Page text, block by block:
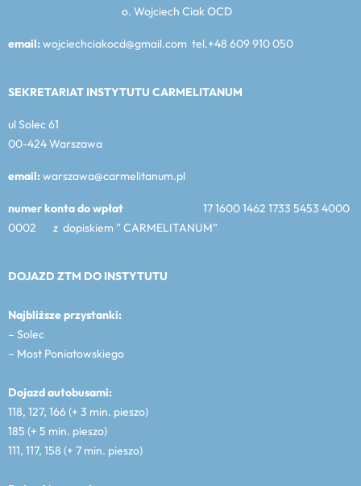
o. Wojciech Ciak OCD
email:wojciechciakocd@gmail.com tel.+48 609 910 050
SEKRETARIAT INSTYTUTU CARMELITANUM
ul Solec 61
00-424 Warszawa
email:warszawa@carmelitanum.pl
numer konta do wpłat 17 1600 1462 1733 5453 4000
0002 z dopiskiem ” CARMELITANUM”
DOJAZD ZTM DO INSTYTUTU
Najbliższe przystanki:
– Solec
– Most Poniatowskiego
Dojazd autobusami:
118, 127, 166 (+ 3 min. pieszo)
185 (+ 5 min. pieszo)
111, 117, 158 (+ 7 min. pieszo)